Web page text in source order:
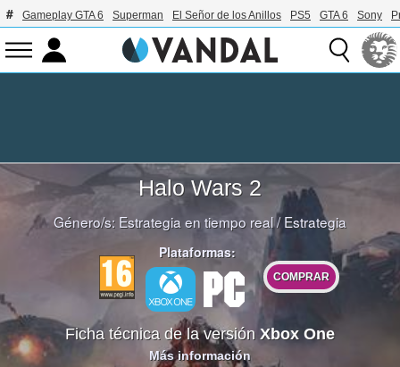
Gameplay GTA 6 Superman El Señor de los Anillos PS5 GTA 6 Sony
Halo Wars 2
Género/s: Estrategia en tiempo real/Estrategia
Plataformas:
COMPRAR
Ficha técnica de la versión Xbox One
Más información